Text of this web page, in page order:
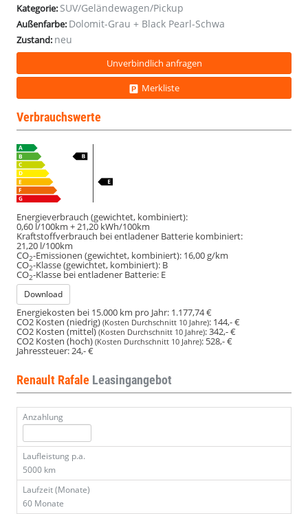
Kategorie: SUV/Geländewagen/Pickup
Außenfarbe: Dolomit-Grau + Black Pearl-Schwa
Zustand: neu
Unverbindlich anfragen
Merkliste
Verbrauchswerte
Energieverbrauch (gewichtet, kombiniert):
0,60 l/100km + 21,20 kWh/100km
Kraftstoffverbrauch bei entladener Batterie kombiniert:
21,20 l/100km
CO2-Emissionen (gewichtet, kombiniert): 16,00 g/km
CO2-Klasse (gewichtet, kombiniert): B
CO2-Klasse bei entladener Batterie: E
Download
Energiekosten bei 15.000 km pro Jahr: 1.177,74 €
CO2 Kosten (niedrig) (Kosten Durchschnitt 10 Jahre): 144,- €
CO2 Kosten (mittel)(Kosten Durchschnitt 10 Jahre):342,- €
CO2 Kosten (hoch) (Kosten Durchschnitt 10 Jahre): 528,- €
Jahressteuer:24,- €
Renault Rafale Leasingangebot
Anzahlung
Laufleistung p.a.
5000 km
Laufzeit (Monate)
60 Monate